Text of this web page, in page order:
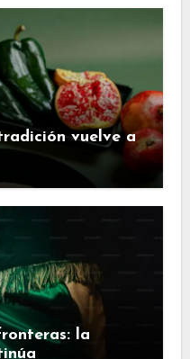
vuelve a
la